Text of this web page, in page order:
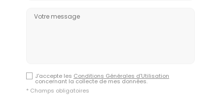
J'accepte les Conditions Générales d'Utilisation
concernant la collecte de mes données.
* Champs obligatoires